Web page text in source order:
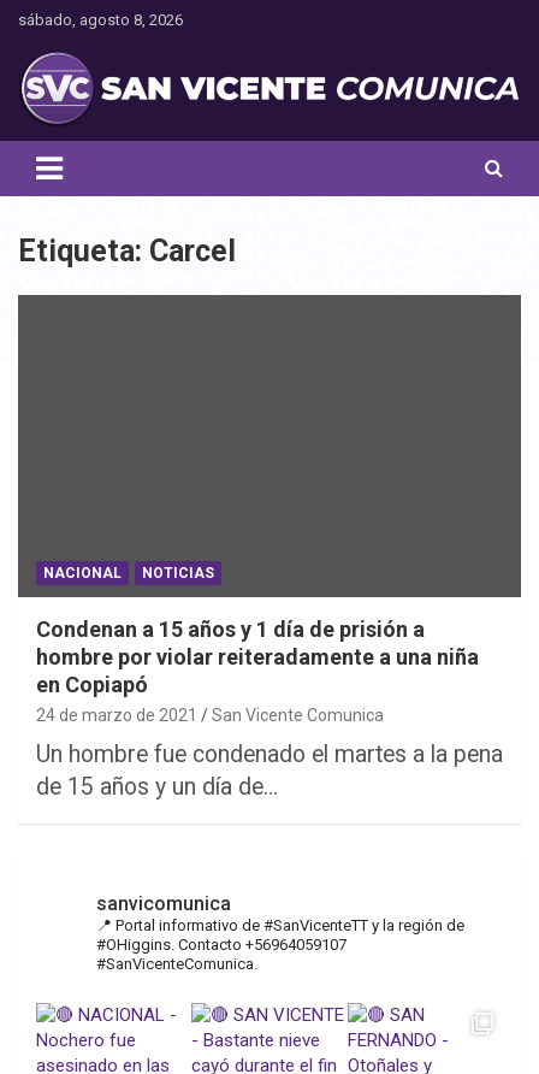
Saltar
contenido
sábado, agosto 8, 2026
San Vicente Comunica
Toda la actualidad noticiosa de nuestra comuna
Etiqueta: Carcel
NACIONAL NOTICIAS
Condenan a 15 años y 1 día de prisión a
hombre por violar reiteradamente a una niña
en Copiapó
24 de marzo de 2021 San Vicente Comunica
Un hombre fue condenado el martes a la pena
de 15 años y un día de…
sanvicomunica
📍 Portal informativo de #SanVicenteTT y la región de
#OHiggins. Contacto +56964059107
#SanVicenteComunica.